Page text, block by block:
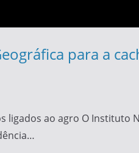
para a
ligados ao agro O